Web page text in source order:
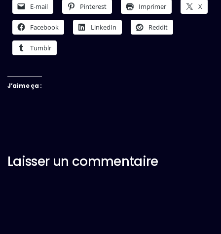
E-mail Pinterest Imprimer X
Facebook LinkedIn Reddit
Tumblr
J’aime ça :
Laisser un commentaire